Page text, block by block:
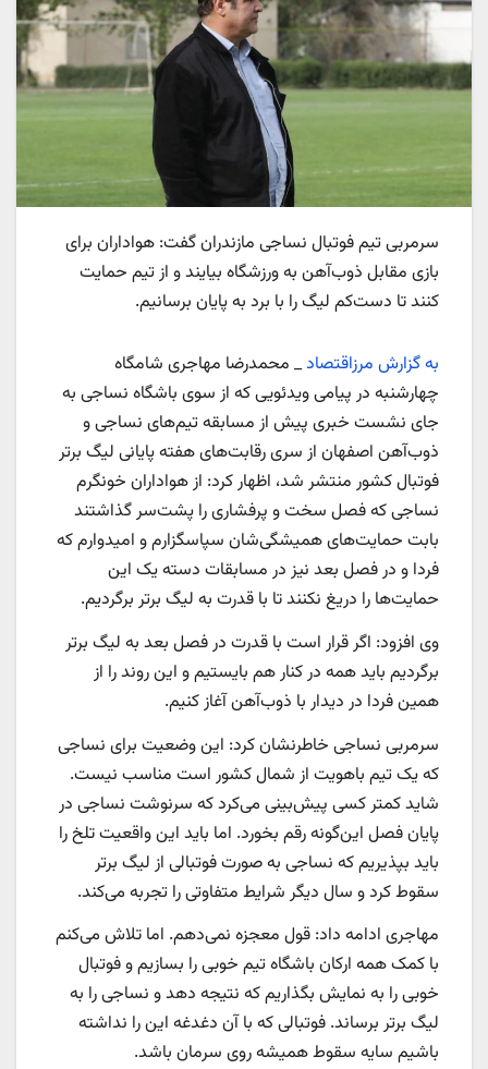
سرمربی تیم فوتبال نساجی مازندران گفت: هواداران برای
بازی مقابل ذوب‌آهن به ورزشگاه بیایند و از تیم حمایت
کنند تا دست‌کم لیگ را با برد به پایان برسانیم.
به گزارش مرزاقتصاد_ محمدرضا مهاجری شامگاه
چهارشنبه در پیامی ویدئویی که از سوی باشگاه نساجی به
جای نشست خبری پیش از مسابقه تیم‌های نساجی و
ذوب‌آهن اصفهان از سری رقابت‌های هفته پایانی لیگ برتر
فوتبال کشور منتشر شد، اظهار کرد: از هواداران خونگرم
نساجی که فصل سخت و پرفشاری را پشت‌سر گذاشتند
بابت حمایت‌های همیشگی‌شان سپاسگزارم و امیدوارم که
فردا و در فصل بعد نیز در مسابقات دسته یک این
حمایت‌ها را دریغ نکنند تا با قدرت به لیگ برتر برگردیم.
وی افزود: اگر قرار است با قدرت در فصل بعد به لیگ برتر
برگردیم باید همه در کنار هم بایستیم و این روند را از
همین فردا در دیدار با ذوب‌آهن آغاز کنیم.
سرمربی نساجی خاطرنشان کرد: این وضعیت برای نساجی
که یک تیم باهویت از شمال کشور است مناسب نیست.
شاید کمتر کسی پیش‌بینی می‌کرد که سرنوشت نساجی در
پایان فصل این‌گونه رقم بخورد. اما باید این واقعیت تلخ را
باید بپذیریم که نساجی به صورت فوتبالی از لیگ برتر
سقوط کرد و سال دیگر شرایط متفاوتی را تجربه می‌کند.
مهاجری ادامه داد: قول معجزه نمی‌دهم. اما تلاش می‌کنم
با کمک همه ارکان باشگاه تیم خوبی را بسازیم و فوتبال
خوبی را به نمایش بگذاریم که نتیجه دهد و نساجی را به
لیگ برتر برساند. فوتبالی که با آن دغدغه این را نداشته
باشیم سایه سقوط همیشه روی سرمان باشد.